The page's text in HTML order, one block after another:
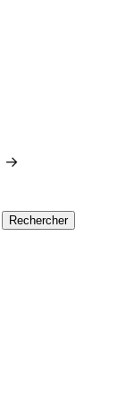
→
Rechercher